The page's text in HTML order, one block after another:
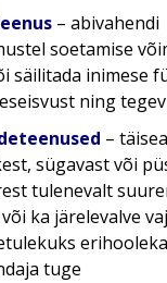
– abivahendi
soetamise
säilitada inimese
ning
–
sügavast või
tulenevalt
ka järelevalve
tuge